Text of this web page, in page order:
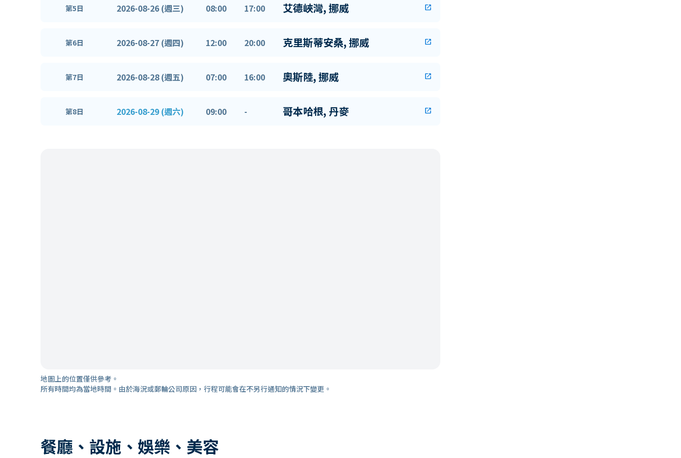
第5日 2026-08-26 (週三) 08:00 17:00 艾德峽灣, 挪威 open_in_new
第6日 2026-08-27 (週四) 12:00 20:00 克里斯蒂安桑, 挪威 open_in_new
第7日 2026-08-28 (週五) 07:00 16:00 奧斯陸, 挪威 open_in_new
第8日 2026-08-29 (週六) 09:00 - 哥本哈根, 丹麥 open_in_new
地圖上的位置僅供參考。
所有時間均為當地時間。由於海況或郵輪公司原因，行程可能會在不另行通知的情況下變更。
餐廳、設施、娛樂、美容